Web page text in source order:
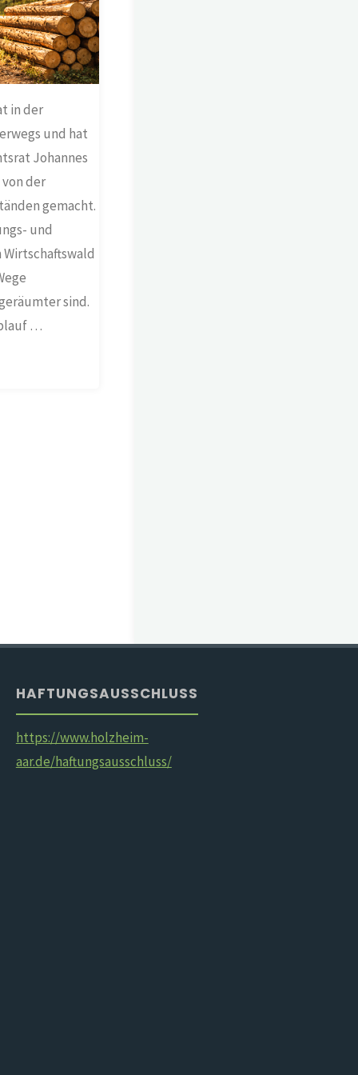
in der
und hat
Johannes
der
gemacht.
und
sind.
…
HAFTUNGSAUSSCHLUSS
https://www.holzheim-
aar.de/haftungsausschluss/